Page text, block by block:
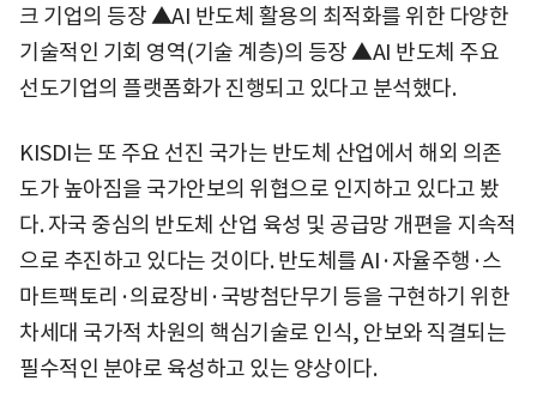
크 기업의 등장 ▲AI 반도체 활용의 최적화를 위한 다양한
기술적인 기회 영역(기술 계층)의 등장 ▲AI 반도체 주요
선도기업의 플랫폼화가 진행되고 있다고 분석했다.
KISDI는 또 주요 선진 국가는 반도체 산업에서 해외 의존
도가 높아짐을 국가안보의 위협으로 인지하고 있다고 봤
다. 자국 중심의 반도체 산업 육성 및 공급망 개편을 지속적
으로 추진하고 있다는 것이다. 반도체를 AI·자율주행·스
마트팩토리·의료장비·국방첨단무기 등을 구현하기 위한
차세대 국가적 차원의 핵심기술로 인식, 안보와 직결되는
필수적인 분야로 육성하고 있는 양상이다.